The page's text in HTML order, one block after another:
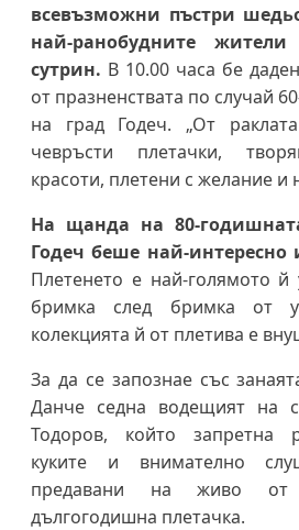
всевъзможни пъстри
най-ранобудните
сутрин. В 10.00 часа бе
от празненствата по случай
на град Годеч. „От
чевръсти плетачки,
красоти, плетени с желание и
На щанда на 80-
Годеч беше най-интересно
Плетенето е най-голямото й
бримка след бримка от
колекцията й от плетива е
За да се запознае със
Данче седна водещият на
Тодоров, който запретна
куките и внимателно
предавани на живо от
дългогодишна плетачка.